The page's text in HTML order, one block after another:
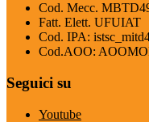
Cod. Mecc.
Fatt. Elett. UFUIAT
Cod. IPA:
Cod.AOO:
Seguici su
Youtube